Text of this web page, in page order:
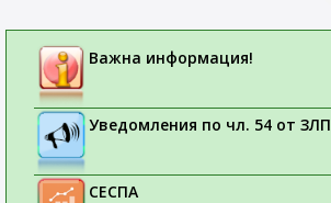
Важна информация!
Уведомления по чл. 54 от
СЕСПА